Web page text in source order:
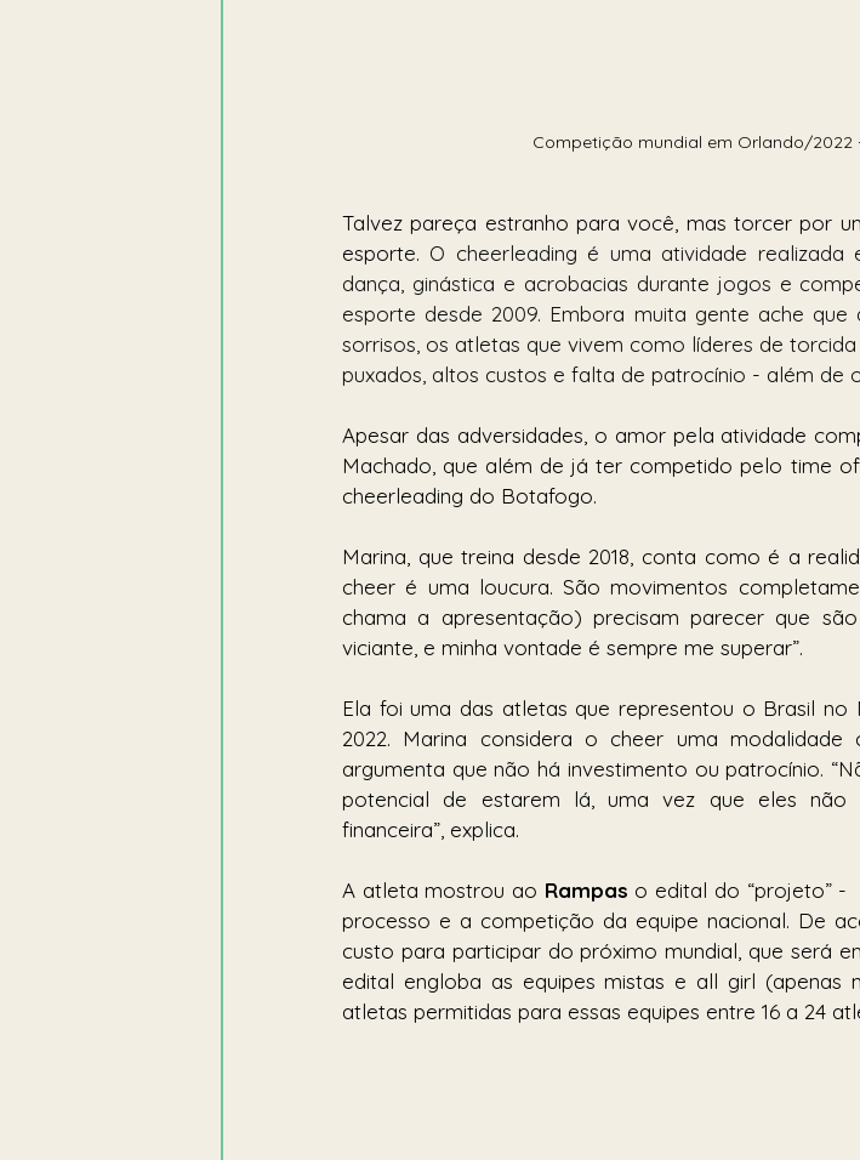
Competição mundial em Orlando/2022
Talvez pareça estranho para você, mas torcer por
esporte. O cheerleading é uma atividade
dança, ginástica e acrobacias durante jogos e
esporte desde 2009. Embora muita gente ache
sorrisos, os atletas que vivem como líderes de
puxados, altos custos e falta de patrocínio - além de
Apesar das adversidades, o amor pela atividade
Machado, que além de já ter competido pelo time
cheerleading do Botafogo.
Marina, que treina desde 2018, conta como é a
cheer é uma loucura. São movimentos
chama a apresentação) precisam parecer que
viciante, e minha vontade é sempre me superar”.
Ela foi uma das atletas que representou o Brasil no
2022. Marina considera o cheer uma
argumenta que não há investimento ou patrocínio.
potencial de estarem lá, uma vez que eles
financeira”, explica.
A atleta mostrou ao Rampas o edital do “projeto” -
processo e a competição da equipe nacional. De
custo para participar do próximo mundial, que será
edital engloba as equipes mistas e all girl (apenas
atletas permitidas para essas equipes entre 16 a 24